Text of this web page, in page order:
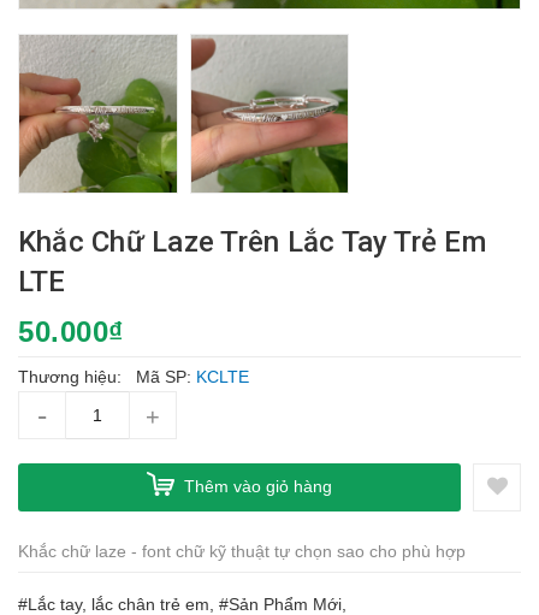
Khắc Chữ Laze Trên Lắc Tay Trẻ Em
LTE
50.000₫
Thương hiệu: Mã SP: KCLTE
- +
Thêm vào giỏ hàng
Khắc chữ laze - font chữ kỹ thuật tự chọn sao cho phù hợp
#Lắc tay, lắc chân trẻ em, #Sản Phẩm Mới,